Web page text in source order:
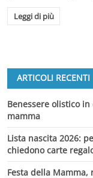
Leggi di più
ARTICOLI RECENTI
Benessere olistico
mamma
Lista nascita 2026:
chiedono carte
Festa della